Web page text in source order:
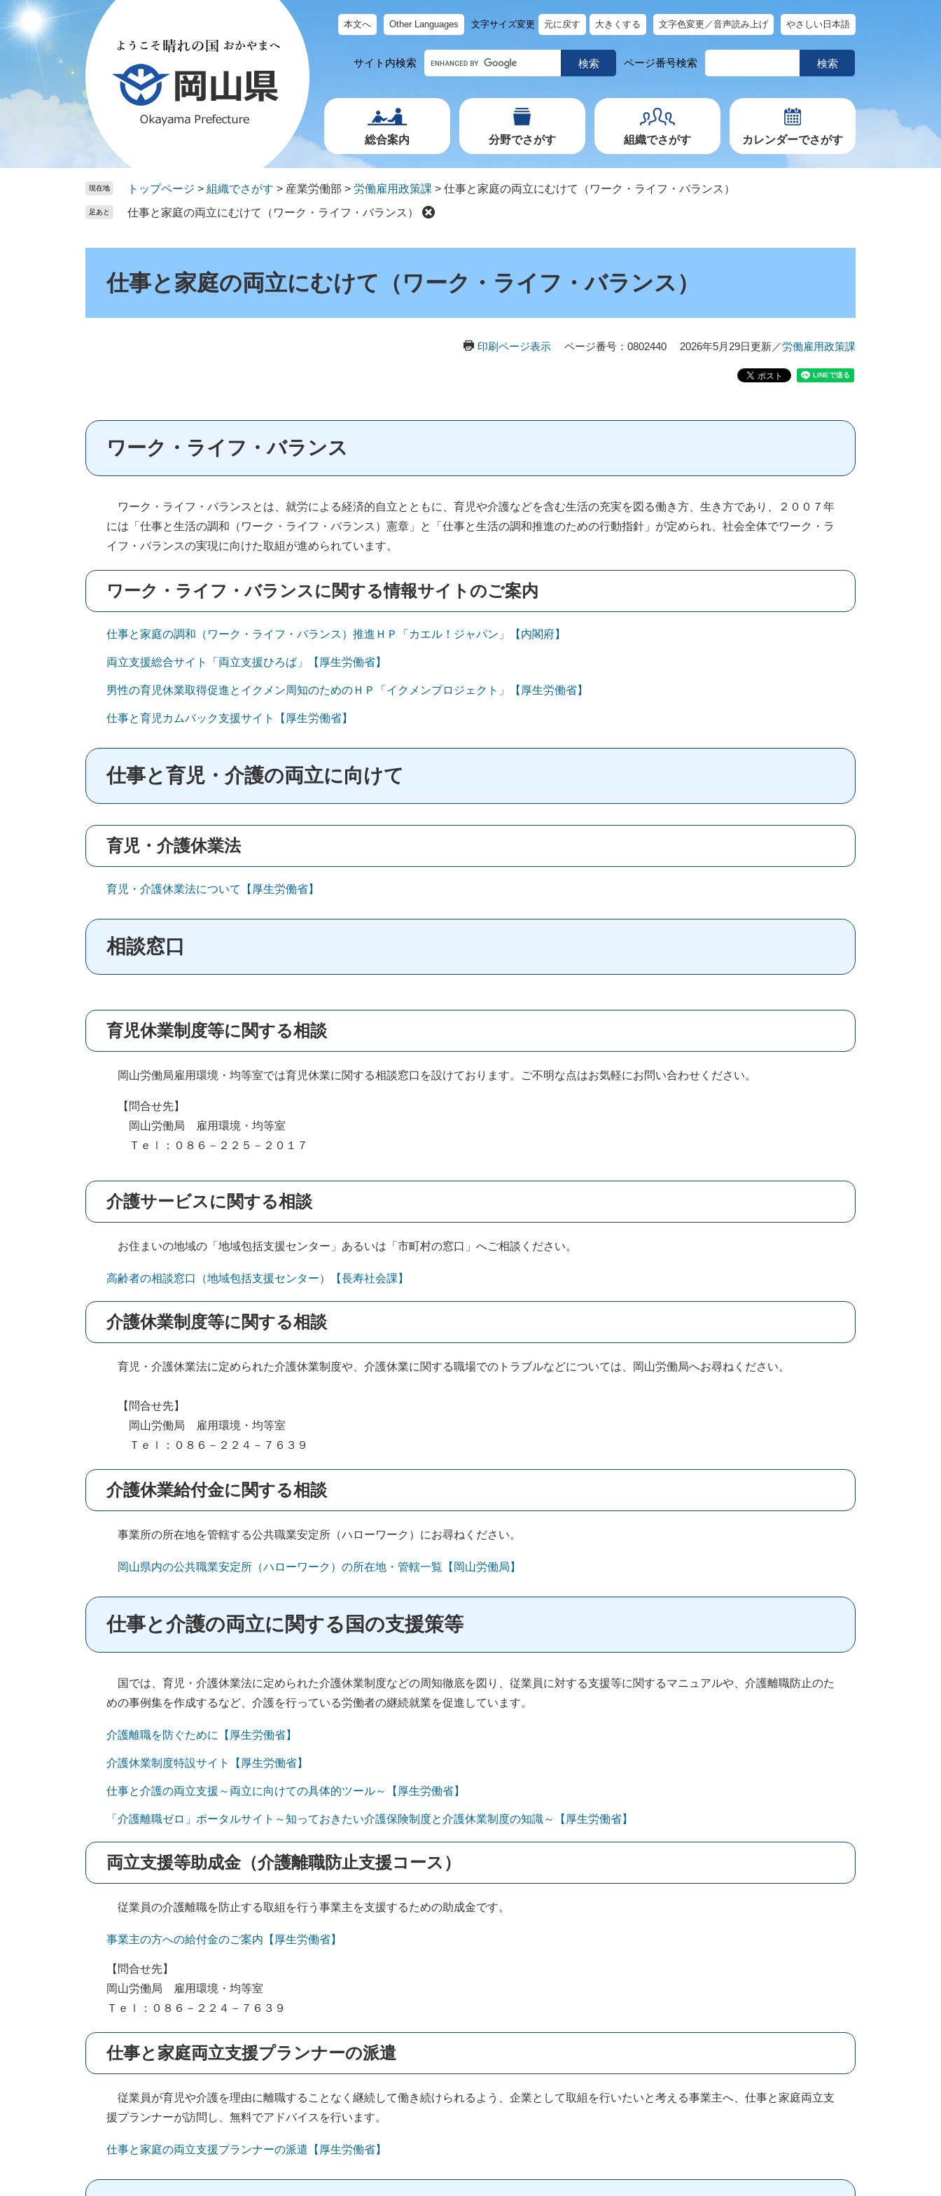
ー
ジ
ニ
ュ
本文へ Other Languages 文字サイズ変更 元に戻す 大きくする 文字色変更／音声読み上げ やさしい日本語
サイト内検索
キ
ー
ワ
ド
ページ番号検索
ペ
ジ
号
総合案内 分野でさがす 組織でさがす カレンダーでさがす
現在地 トップページ > 組織でさがす > 産業労働部 > 労働雇用政策課 > 仕事と家庭の両立にむけて（ワーク・ライフ・バランス）
足あと 仕事と家庭の両立にむけて（ワーク・ライフ・バランス）
仕事と家庭の両立にむけて（ワーク・ライフ・バランス）
印刷ページ表示 ページ番号：0802440 2026年5月29日更新／労働雇用政策課
ワーク・ライフ・バランス
ワーク・ライフ・バランスとは、就労による経済的自立とともに、育児や介護などを含む生活の充実を図る働き方、生き方であり、２００７年
には「仕事と生活の調和（ワーク・ライフ・バランス）憲章」と「仕事と生活の調和推進のための行動指針」が定められ、社会全体でワーク・ラ
イフ・バランスの実現に向けた取組が進められています。
ワーク・ライフ・バランスに関する情報サイトのご案内
仕事と家庭の調和（ワーク・ライフ・バランス）推進ＨＰ「カエル！ジャパン」【内閣府】
両立支援総合サイト「両立支援ひろば」【厚生労働省】
男性の育児休業取得促進とイクメン周知のためのＨＰ「イクメンプロジェクト」【厚生労働省】
仕事と育児カムバック支援サイト【厚生労働省】
仕事と育児・介護の両立に向けて
育児・介護休業法
育児・介護休業法について【厚生労働省】
相談窓口
育児休業制度等に関する相談
岡山労働局雇用環境・均等室では育児休業に関する相談窓口を設けております。ご不明な点はお気軽にお問い合わせください。
【問合せ先】
岡山労働局 雇用環境・均等室
Ｔｅｌ：０８６－２２５－２０１７
介護サービスに関する相談
お住まいの地域の「地域包括支援センター」あるいは「市町村の窓口」へご相談ください。
高齢者の相談窓口（地域包括支援センター）【長寿社会課】
介護休業制度等に関する相談
育児・介護休業法に定められた介護休業制度や、介護休業に関する職場でのトラブルなどについては、岡山労働局へお尋ねください。
【問合せ先】
岡山労働局 雇用環境・均等室
Ｔｅｌ：０８６－２２４－７６３９
介護休業給付金に関する相談
事業所の所在地を管轄する公共職業安定所（ハローワーク）にお尋ねください。
岡山県内の公共職業安定所（ハローワーク）の所在地・管轄一覧【岡山労働局】
仕事と介護の両立に関する国の支援策等
国では、育児・介護休業法に定められた介護休業制度などの周知徹底を図り、従業員に対する支援等に関するマニュアルや、介護離職防止のた
めの事例集を作成するなど、介護を行っている労働者の継続就業を促進しています。
介護離職を防ぐために【厚生労働省】
介護休業制度特設サイト【厚生労働省】
仕事と介護の両立支援～両立に向けての具体的ツール～【厚生労働省】
「介護離職ゼロ」ポータルサイト～知っておきたい介護保険制度と介護休業制度の知識～【厚生労働省】
両立支援等助成金（介護離職防止支援コース）
従業員の介護離職を防止する取組を行う事業主を支援するための助成金です。
事業主の方への給付金のご案内【厚生労働省】
【問合せ先】
岡山労働局 雇用環境・均等室
Ｔｅｌ：０８６－２２４－７６３９
仕事と家庭両立支援プランナーの派遣
従業員が育児や介護を理由に離職することなく継続して働き続けられるよう、企業として取組を行いたいと考える事業主へ、仕事と家庭両立支
援プランナーが訪問し、無料でアドバイスを行います。
仕事と家庭の両立支援プランナーの派遣【厚生労働省】